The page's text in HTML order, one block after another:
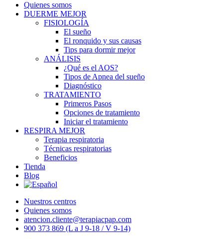
Quienes somos
DUERME MEJOR
FISIOLOGÍA
El sueño
El ronquido y sus causas
Tips para dormir mejor
ANÁLISIS
¿Qué es el AOS?
Tipos de Apnea del sueño
Diagnóstico
TRATAMIENTO
Primeros Pasos
Opciones de tratamiento
Iniciar el tratamiento
RESPIRA MEJOR
Terapia respiratoria
Técnicas respiratorias
Beneficios
Tienda
Blog
Nuestros centros
Quienes somos
atencion.cliente@terapiacpap.com
900 373 869 (L a J 9-18 / V 9-14)